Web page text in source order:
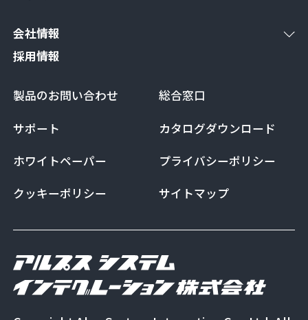
会社情報
採用情報
製品のお問い合わせ
総合窓口
サポート
カタログダウンロード
ホワイトペーパー
プライバシーポリシー
クッキーポリシー
サイトマップ